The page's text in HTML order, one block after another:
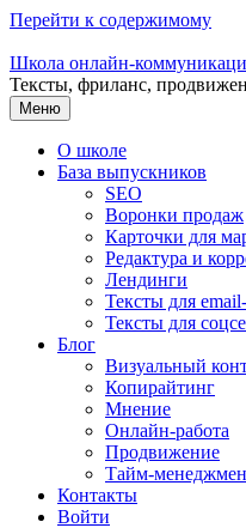
Перейти к содержимому
Школа онлайн-
Тексты, фриланс,
Меню
О школе
База выпускников
SEO
Воронки продаж
Карточки для
Редактура и
Лендинги
Тексты для
Тексты для
Блог
Визуальный
Копирайтинг
Мнение
Онлайн-работа
Продвижение
Тайм-
Контакты
Войти